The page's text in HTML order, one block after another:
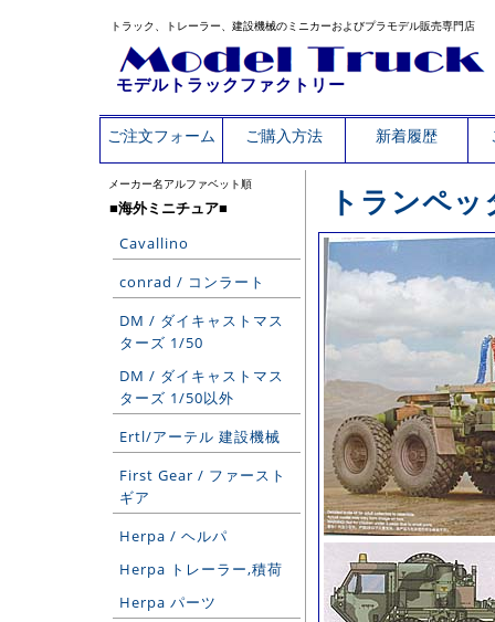
トラック、トレーラー、建設機械のミニカーおよびプラモデル販売専門店
モデルトラックファクトリー
ご注文フォーム ご購入方法 新着履歴
メーカー名アルファベット順
■海外ミニチュア■
Cavallino
conrad / コンラート
DM / ダイキャストマス
ターズ 1/50
DM / ダイキャストマス
ターズ 1/50以外
Ertl/アーテル 建設機械
First Gear / ファースト
ギア
Herpa / ヘルパ
Herpa トレーラー,積荷
Herpa パーツ
トランペッ